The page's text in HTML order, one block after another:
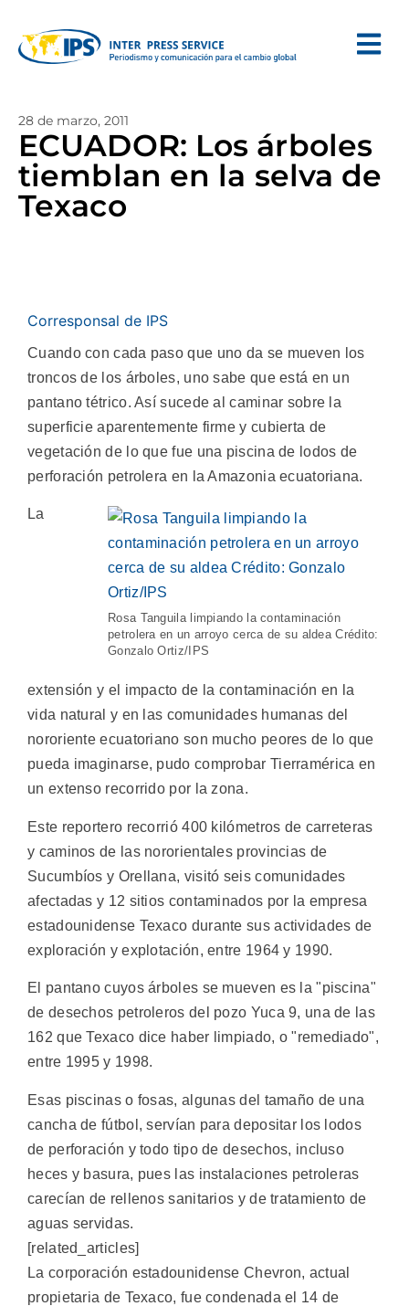
28 de marzo, 2011
ECUADOR: Los árboles
tiemblan en la selva de
Texaco
Corresponsal de IPS
Cuando con cada paso que uno da se mueven los
troncos de los árboles, uno sabe que está en un
pantano tétrico. Así sucede al caminar sobre la
superficie aparentemente firme y cubierta de
vegetación de lo que fue una piscina de lodos de
perforación petrolera en la Amazonia ecuatoriana.
Rosa Tanguila limpiando la contaminación
petrolera en un arroyo cerca de su aldea Crédito:
Gonzalo Ortiz/IPS
La
extensión y el impacto de la contaminación en la
vida natural y en las comunidades humanas del
nororiente ecuatoriano son mucho peores de lo que
pueda imaginarse, pudo comprobar Tierramérica en
un extenso recorrido por la zona.
Este reportero recorrió 400 kilómetros de carreteras
y caminos de las nororientales provincias de
Sucumbíos y Orellana, visitó seis comunidades
afectadas y 12 sitios contaminados por la empresa
estadounidense Texaco durante sus actividades de
exploración y explotación, entre 1964 y 1990.
El pantano cuyos árboles se mueven es la "piscina"
de desechos petroleros del pozo Yuca 9, una de las
162 que Texaco dice haber limpiado, o "remediado",
entre 1995 y 1998.
Esas piscinas o fosas, algunas del tamaño de una
cancha de fútbol, servían para depositar los lodos
de perforación y todo tipo de desechos, incluso
heces y basura, pues las instalaciones petroleras
carecían de rellenos sanitarios y de tratamiento de
aguas servidas.
[related_articles]
La corporación estadounidense Chevron, actual
propietaria de Texaco, fue condenada el 14 de